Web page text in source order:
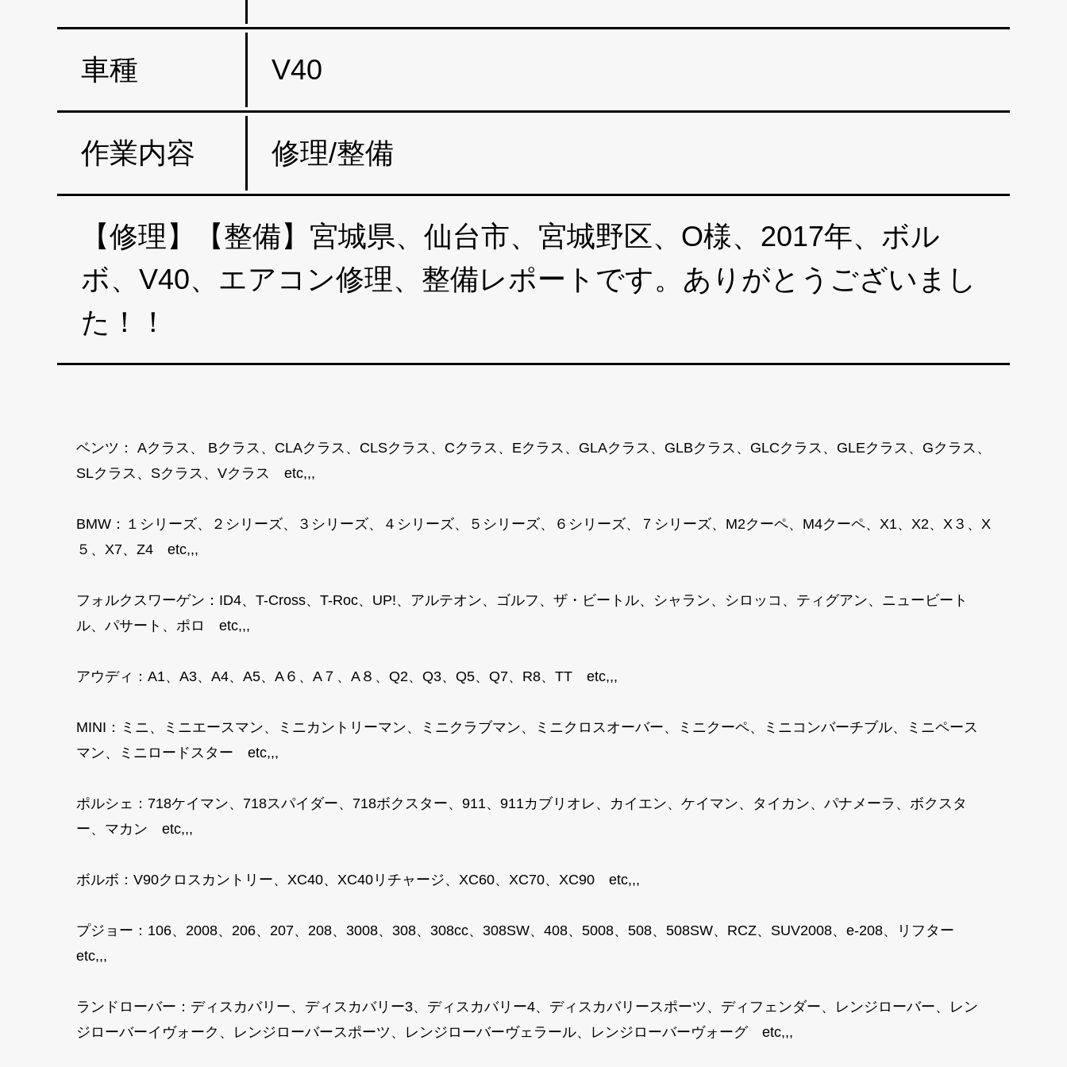
車種 V40
作業内容 修理/整備
【修理】【整備】宮城県、仙台市、宮城野区、O様、2017年、ボル
ボ、V40、エアコン修理、整備レポートです。ありがとうございまし
た！！
ベンツ： Aクラス、 Bクラス、CLAクラス、CLSクラス、Cクラス、Eクラス、GLAクラス、GLBクラス、GLCクラス、GLEクラス、Gクラス、
SLクラス、Sクラス、Vクラス etc,,,
BMW：１シリーズ、２シリーズ、３シリーズ、４シリーズ、５シリーズ、６シリーズ、７シリーズ、M2クーペ、M4クーペ、X1、X2、X３、X
５、X7、Z4 etc,,,
フォルクスワーゲン：ID4、T-Cross、T-Roc、UP!、アルテオン、ゴルフ、ザ・ビートル、シャラン、シロッコ、ティグアン、ニュービート
ル、パサート、ポロ etc,,,
アウディ：A1、A3、A4、A5、A６、A７、A８、Q2、Q3、Q5、Q7、R8、TT etc,,,
MINI：ミニ、ミニエースマン、ミニカントリーマン、ミニクラブマン、ミニクロスオーバー、ミニクーペ、ミニコンバーチブル、ミニペース
マン、ミニロードスター etc,,,
ポルシェ：718ケイマン、718スパイダー、718ボクスター、911、911カブリオレ、カイエン、ケイマン、タイカン、パナメーラ、ボクスタ
ー、マカン etc,,,
ボルボ：V90クロスカントリー、XC40、XC40リチャージ、XC60、XC70、XC90 etc,,,
プジョー：106、2008、206、207、208、3008、308、308cc、308SW、408、5008、508、508SW、RCZ、SUV2008、e-208、リフター
etc,,,
ランドローバー：ディスカバリー、ディスカバリー3、ディスカバリー4、ディスカバリースポーツ、ディフェンダー、レンジローバー、レン
ジローバーイヴォーク、レンジローバースポーツ、レンジローバーヴェラール、レンジローバーヴォーグ etc,,,